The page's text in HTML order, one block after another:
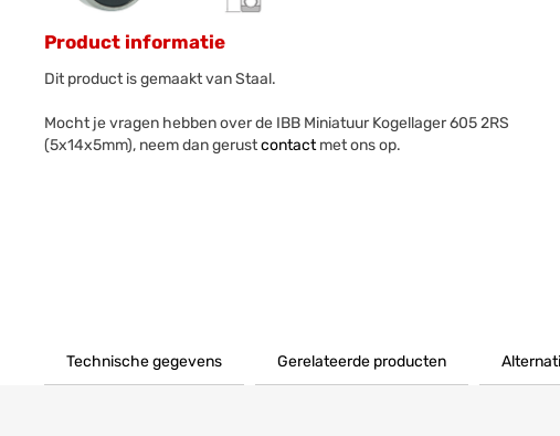
Product informatie
Dit product is gemaakt van Staal.
Mocht je vragen hebben over de IBB Miniatuur Kogellager 605 2RS
(5x14x5mm), neem dan gerustcontactmet ons op.
Technische gegevens Gerelateerde producten